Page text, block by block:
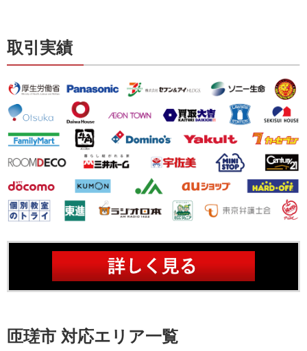
取引実績
匝瑳市 対応エリア一覧